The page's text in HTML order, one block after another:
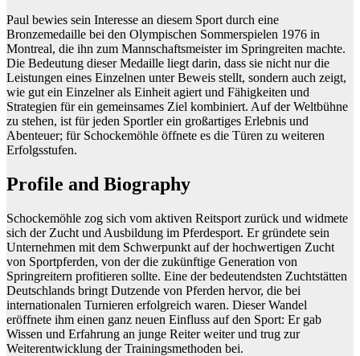
Paul bewies sein Interesse an diesem Sport durch eine
Bronzemedaille bei den Olympischen Sommerspielen 1976 in
Montreal, die ihn zum Mannschaftsmeister im Springreiten machte.
Die Bedeutung dieser Medaille liegt darin, dass sie nicht nur die
Leistungen eines Einzelnen unter Beweis stellt, sondern auch zeigt,
wie gut ein Einzelner als Einheit agiert und Fähigkeiten und
Strategien für ein gemeinsames Ziel kombiniert. Auf der Weltbühne
zu stehen, ist für jeden Sportler ein großartiges Erlebnis und
Abenteuer; für Schockemöhle öffnete es die Türen zu weiteren
Erfolgsstufen.
Profile and Biography
Schockemöhle zog sich vom aktiven Reitsport zurück und widmete
sich der Zucht und Ausbildung im Pferdesport. Er gründete sein
Unternehmen mit dem Schwerpunkt auf der hochwertigen Zucht
von Sportpferden, von der die zukünftige Generation von
Springreitern profitieren sollte. Eine der bedeutendsten Zuchtstätten
Deutschlands bringt Dutzende von Pferden hervor, die bei
internationalen Turnieren erfolgreich waren. Dieser Wandel
eröffnete ihm einen ganz neuen Einfluss auf den Sport: Er gab
Wissen und Erfahrung an junge Reiter weiter und trug zur
Weiterentwicklung der Trainingsmethoden bei.